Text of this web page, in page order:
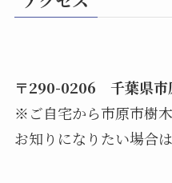
〒290-0206 千葉県市
※ご自宅から市原市樹
お知りになりたい場合